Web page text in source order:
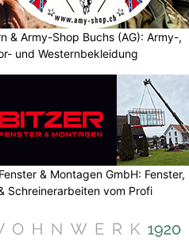
& Army-Shop Buchs (AG): Army-,
und Westernbekleidung
& Montagen GmbH: Fenster,
Schreinerarbeiten vom Profi